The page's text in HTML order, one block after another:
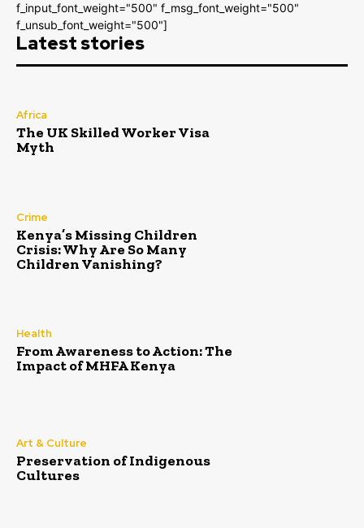
f_input_font_weight="500" f_msg_font_weight="500"
f_unsub_font_weight="500"]
Latest stories
Africa
The UK Skilled Worker Visa
Myth
Crime
Kenya’s Missing Children
Crisis: Why Are So Many
Children Vanishing?
Health
From Awareness to Action: The
Impact of MHFA Kenya
Art & Culture
Preservation of Indigenous
Cultures